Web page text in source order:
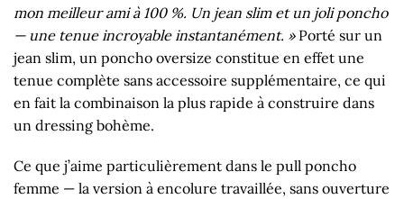
mon meilleur ami à 100 %. Un jean slim et un joli poncho
— une tenue incroyable instantanément. »Porté sur un
jean slim, un poncho oversize constitue en effet une
tenue complète sans accessoire supplémentaire, ce qui
en fait la combinaison la plus rapide à construire dans
un dressing bohème.
Ce que j’aime particulièrement dans le pull poncho
femme — la version à encolure travaillée, sans ouverture